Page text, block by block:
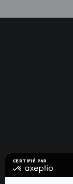
CERTIFIÉ PAR
certifié